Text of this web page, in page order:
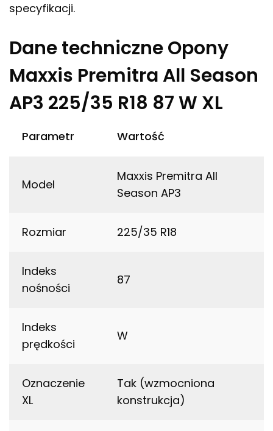
specyfikacji.
Dane techniczne Opony
Maxxis Premitra All Season
AP3 225/35 R18 87 W XL
Parametr Wartość
Model
Maxxis Premitra All
Season AP3
Rozmiar 225/35 R18
Indeks
nośności
87
Indeks
prędkości
W
Oznaczenie
XL
Tak (wzmocniona
konstrukcja)